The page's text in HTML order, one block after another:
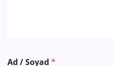
Ad / Soyad*